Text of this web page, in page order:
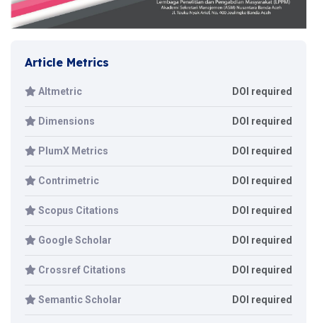
Article Metrics
Altmetric DOI required
Dimensions DOI required
PlumX Metrics DOI required
Contrimetric DOI required
Scopus Citations DOI required
Google Scholar DOI required
Crossref Citations DOI required
Semantic Scholar DOI required